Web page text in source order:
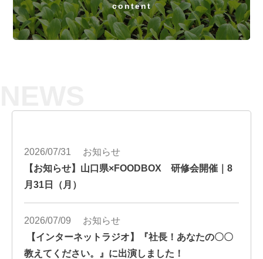
content
2026/07/31
お知らせ
【お知らせ】山口県×FOODBOX 研修会開催｜8
月31日（月）
2026/07/09
お知らせ
【インターネットラジオ】『社長！あなたの〇〇
教えてください。』に出演しました！